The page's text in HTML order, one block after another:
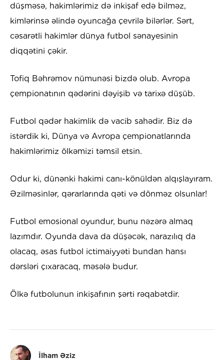
düşməsə, hakimlərimiz də inkişaf edə bilməz,
kimlərinsə əlində oyuncağa çevrilə bilərlər. Sərt,
cəsarətli hakimlər dünya futbol sənayesinin
diqqətini çəkir.
Tofiq Bəhrəmov nümunəsi bizdə olub. Avropa
çempionatının qədərini dəyişib və tarixə düşüb.
Futbol qədər hakimlik də vacib sahədir. Biz də
istərdik ki, Dünya və Avropa çempionatlarında
hakimlərimiz ölkəmizi təmsil etsin.
Odur ki, dünənki hakimi canı-könüldən alqışlayıram.
Əzilməsinlər, qərarlarında qəti və dönməz olsunlar!
Futbol emosional oyundur, bunu nəzərə almaq
lazımdır. Oyunda dava da düşəcək, narazılıq da
olacaq, əsas futbol ictimaiyyəti bundan hansı
dərsləri çıxaracaq, məsələ budur.
Ölkə futbolunun inkişafının şərti rəqabətdir.
İlham Əziz